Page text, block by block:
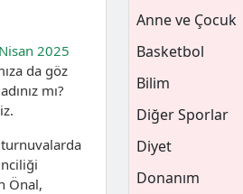
2025
da göz
mı?
turnuvalarda
Önal,
Anne ve Çocuk
Basketbol
Bilim
Diğer Sporlar
Diyet
Donanım